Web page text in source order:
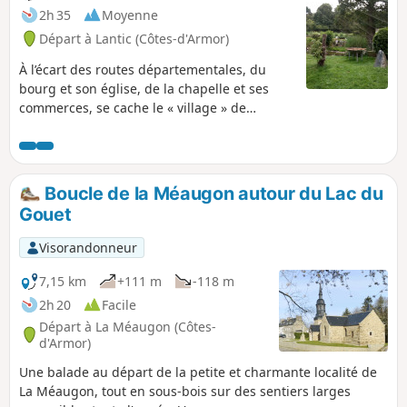
2h 35
Moyenne
Départ à Lantic (Côtes-d'Armor)
À l’écart des routes départementales, du
bourg et son église, de la chapelle et ses
commerces, se cache le « village » de
moitié de la population de Lantic. Ce
parcours vous invite à en faire le tour, sans
pour autant pénétrer dans son centre.
Constitué de quelques bonnes montés et
descentes, de sentiers étroits et sinueux, de
chemins creux boisés ou encore de voies
communales, il vous fera découvrir la
légende du menhir de la Chaise, l’histoire de
la Fontaine aux Moines ou encore la
naissance des étangs de la commune. Une
jolie boucle qui domine en partie les
méandres de l’Ic au cœur de la campagne
lanticaise.
Boucle de la Méaugon autour du Lac du
Gouet
Visorandonneur
7,15 km
+111 m
-118 m
2h 20
Facile
Départ à La Méaugon (Côtes-
d'Armor)
Une balade au départ de la petite et charmante localité de
La Méaugon, tout en sous-bois sur des sentiers larges